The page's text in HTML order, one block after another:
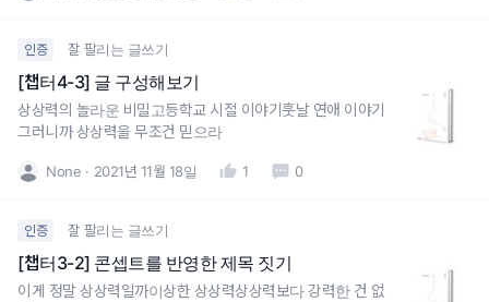
인증 잘 팔리는 글쓰기
[챕터4-3] 글 구성해보기
상상력의 놀라운 비밀고등학교 시절 이야기훗날 연애 이야기
그러니까 상상력을 무조건 믿으라
None 2021년 11월 18일 1 0
인증 잘 팔리는 글쓰기
[챕터3-2] 콘셉트를 반영한 제목 짓기
이게 정말 상상력일까이상한 상상력상상력보다 강력한 건 없